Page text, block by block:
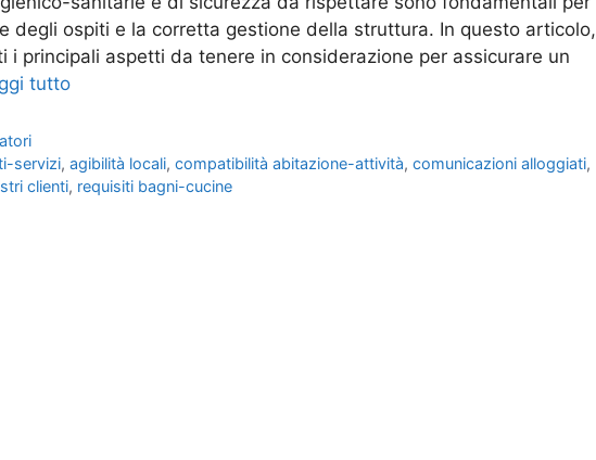
degli ospiti e la corretta gestione della struttura. In questo articolo,
i principali aspetti da tenere in considerazione per assicurare un
tutto
servizi,agibilità locali,compatibilità abitazione-attività,comunicazioni alloggiati,
clienti, requisiti bagni-cucine